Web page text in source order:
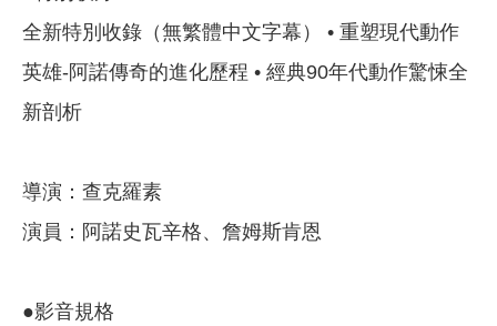
全新特別收錄（無繁體中文字幕） • 重塑現代動作
英雄-阿諾傳奇的進化歷程 • 經典90年代動作驚悚全
新剖析
導演：查克羅素
演員：阿諾史瓦辛格、詹姆斯肯恩
●影音規格